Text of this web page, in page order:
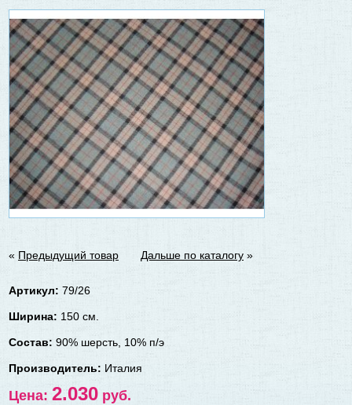
« Предыдущий товар Дальше по каталогу »
Артикул: 79/26
Ширина: 150 см.
Состав: 90% шерсть, 10% п/э
Производитель: Италия
Цена: 2.030 руб.